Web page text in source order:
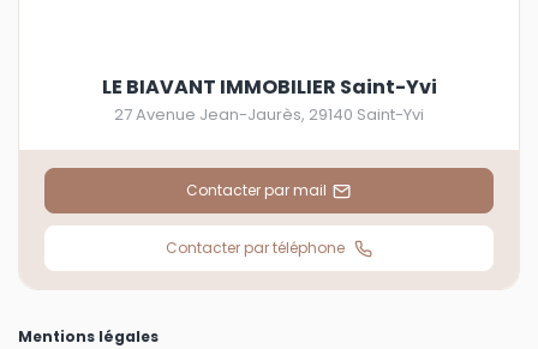
LE BIAVANT IMMOBILIER Saint-Yvi
27 Avenue Jean-Jaurès, 29140 Saint-Yvi
Contacter par mail
Contacter par téléphone
Mentions légales